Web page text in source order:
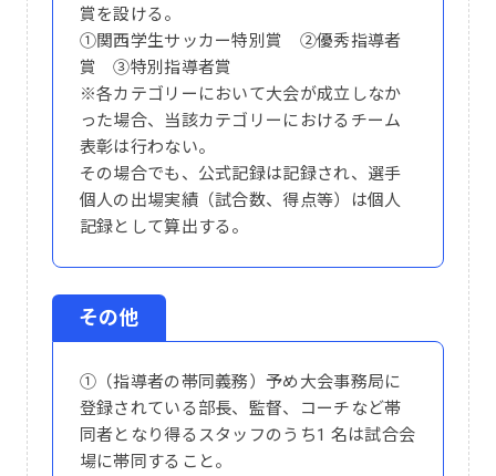
賞を設ける。
①関西学生サッカー特別賞 ②優秀指導者
賞 ③特別指導者賞
※各カテゴリーにおいて大会が成立しなか
った場合、当該カテゴリーにおけるチーム
表彰は行わない。
その場合でも、公式記録は記録され、選手
個人の出場実績（試合数、得点等）は個人
記録として算出する。
その他
①（指導者の帯同義務）予め大会事務局に
登録されている部長、監督、コーチなど帯
同者となり得るスタッフのうち1 名は試合会
場に帯同すること。